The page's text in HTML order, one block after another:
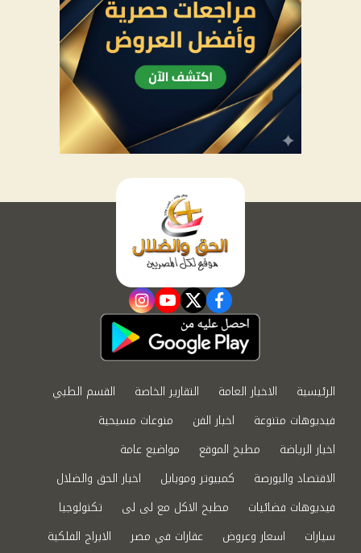
facebook
twitter
youtube
instagram
الرئيسية الاخبار العامة التقارير الخاصة
القسم الطبي
فيديوهات متنوعة
اخبار الفن
منوعات مسيحية
اخبار الرياضة
مطبخ الموقع
مواضيع عامة
الاقتصاد والبورصة
كمبيوتر وموبايل
اخبار الحق والضلال
فيديوهات فضائيات
مطبخ الاكل مع لى لى
تكنولوجيا
سيارات
اسعار وعروض عقارات في مصر الابراج الفلكية